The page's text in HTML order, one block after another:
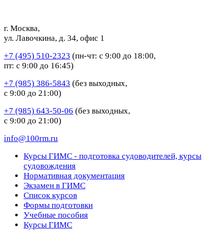
г. Москва,
ул. Лавочкина, д. 34, офис 1
+7 (495) 510-2323 (пн-чт: с 9:00 до 18:00,
пт: с 9:00 до 16:45)
+7 (985) 386-5843 (без выходных,
с 9:00 до 21:00)
+7 (985) 643-50-06 (без выходных,
с 9:00 до 21:00)
info@100rm.ru
Курсы ГИМС - подготовка судоводителей, курсы
судовождения
Нормативная документация
Экзамен в ГИМС
Список курсов
Формы подготовки
Учебные пособия
Курсы ГИМС